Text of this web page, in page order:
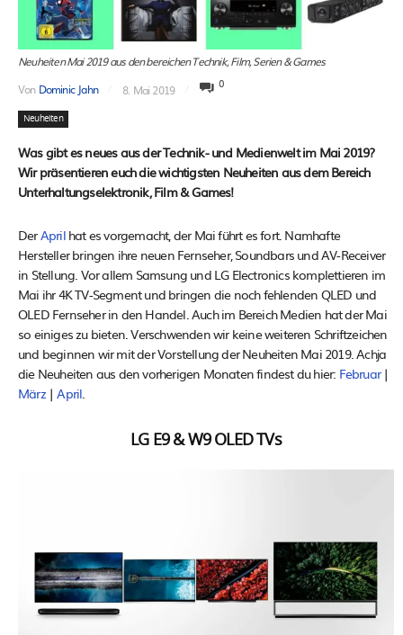
Neuheiten Mai 2019 aus den bereichen Technik, Film, Serien & Games
Von Dominic Jahn 8. Mai 2019 0
Neuheiten
Was gibt es neues aus der Technik- und Medienwelt im Mai 2019?
Wir präsentieren euch die wichtigsten Neuheiten aus dem Bereich
Unterhaltungselektronik, Film & Games!
DerAprilhat es vorgemacht, der Mai führt es fort. Namhafte
Hersteller bringen ihre neuen Fernseher, Soundbars und AV-Receiver
in Stellung. Vor allem Samsung und LG Electronics komplettieren im
Mai ihr 4K TV-Segment und bringen die noch fehlenden QLED und
OLED Fernseher in den Handel. Auch im Bereich Medien hat der Mai
so einiges zu bieten. Verschwenden wir keine weiteren Schriftzeichen
und beginnen wir mit der Vorstellung der Neuheiten Mai 2019. Achja
die Neuheiten aus den vorherigen Monaten findest du hier: Februar|
März |April.
LG E9 & W9 OLED TVs